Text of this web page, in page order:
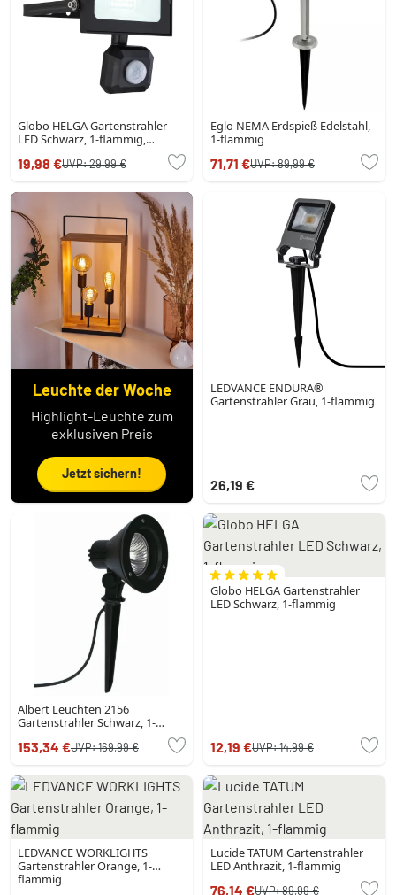
Globo HELGA Gartenstrahler
LED Schwarz, 1-flammig,
19,98 €UVP:29,99 €
Eglo NEMA Erdspieß Edelstahl,
1-flammig
71,71 €UVP:89,99 €
Leuchte der Woche
Highlight-Leuchte zum
exklusiven Preis
Jetzt sichern!
LEDVANCE ENDURA®
Gartenstrahler Grau, 1-flammig
26,19 €
Albert Leuchten 2156
Gartenstrahler Schwarz, 1-
153,34 €UVP:169,99 €
Globo HELGA Gartenstrahler
LED Schwarz, 1-flammig
12,19 €UVP:14,99 €
LEDVANCE WORKLIGHTS
Gartenstrahler Orange, 1-
flammig
Lucide TATUM Gartenstrahler
LED Anthrazit, 1-flammig
76,14 €UVP:89,99 €